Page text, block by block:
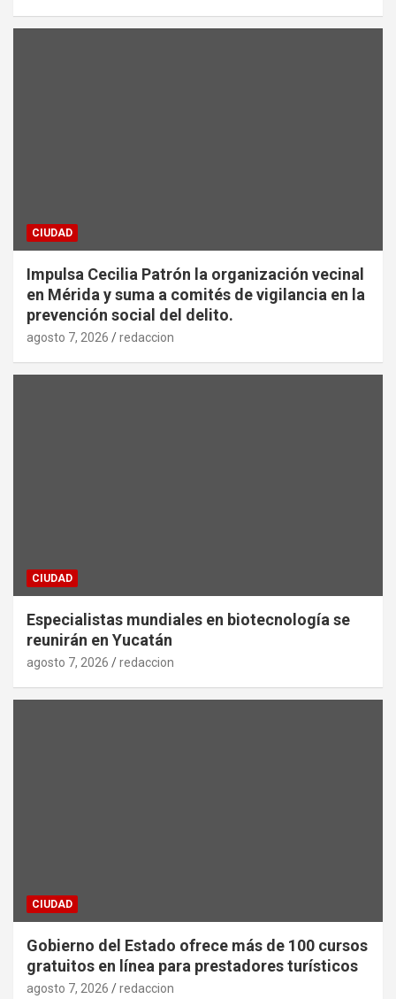
CIUDAD
Impulsa Cecilia Patrón la organización vecinal
en Mérida y suma a comités de vigilancia en la
prevención social del delito.
agosto 7, 2026 redaccion
CIUDAD
Especialistas mundiales en biotecnología se
reunirán en Yucatán
agosto 7, 2026 redaccion
CIUDAD
Gobierno del Estado ofrece más de 100 cursos
gratuitos en línea para prestadores turísticos
agosto 7, 2026 redaccion